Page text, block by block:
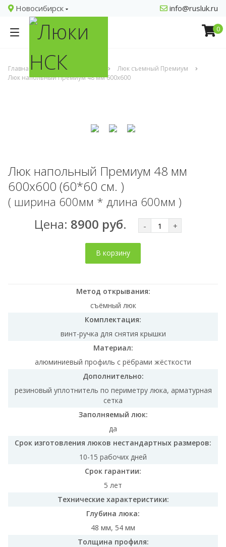
Новосибирск info@rusluk.ru
0
Главная Напольные люки
Люк съемный Премиум
Люк напольный Премиум 48 мм 600х600
Люк напольный Премиум 48 мм
600х600 (60*60 см. )
( ширина 600мм * длина 600мм )
Цена: 8900 руб. - +
В корзину
Метод открывания:
съёмный люк
Комплектация:
винт-ручка для снятия крышки
Материал:
алюминиевый профиль с рёбрами жёсткости
Дополнительно:
резиновый уплотнитель по периметру люка, арматурная
сетка
Заполняемый люк:
да
Срок изготовления люков нестандартных размеров:
10-15 рабочих дней
Срок гарантии:
5 лет
Технические характеристики:
Глубина люка:
48 мм, 54 мм
Толщина профиля: